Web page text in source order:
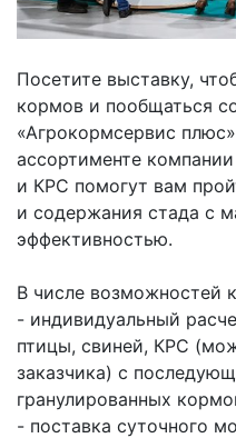
Посетите выставку,
кормов и пообщаться
«Агрокормсервис
ассортименте
и КРС помогут вам
и содержания стада с
эффективностью.
В числе возможностей
- индивидуальный
птицы, свиней, КРС
заказчика) с
гранулированных
- поставка суточного